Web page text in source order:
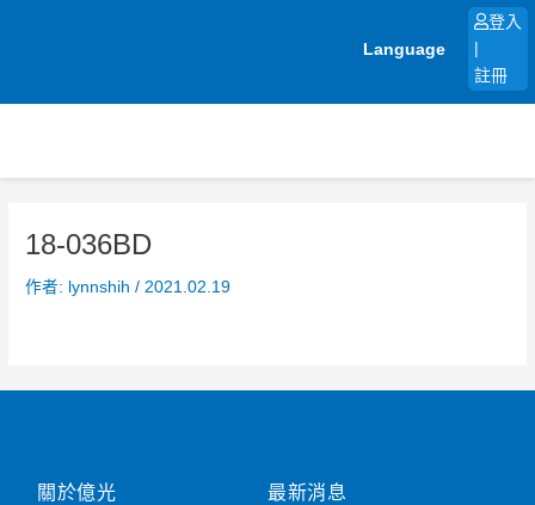
Language
登入
註冊
18-036BD
作者: lynnshih/ 2021.02.19
關於億光 最新消息